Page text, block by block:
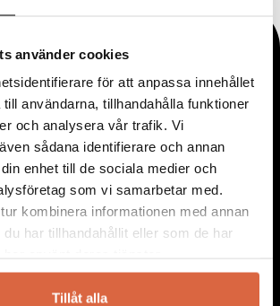
använder cookies
för att anpassa innehållet
användarna, tillhandahålla funktioner
och analysera vår trafik. Vi
sådana identifierare och annan
enhet till de sociala medier och
som vi samarbetar med.
kombinera informationen med annan
har tillhandahållit eller som de har
Tillåt alla